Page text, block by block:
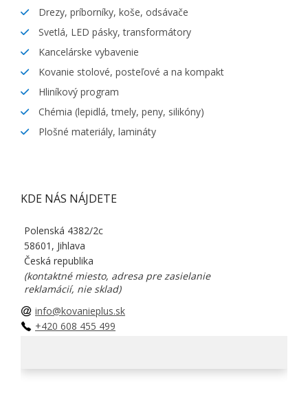
Drezy, príborníky, koše, odsávače
Svetlá, LED pásky, transformátory
Kancelárske vybavenie
Kovanie stolové, posteľové a na kompakt
Hliníkový program
Chémia (lepidlá, tmely, peny, silikóny)
Plošné materiály, lamináty
KDE NÁS NÁJDETE
Polenská 4382/2c
58601, Jihlava
Česká republika
(kontaktné miesto, adresa pre zasielanie
reklamácií, nie sklad)
info@kovanieplus.sk
+420 608 455 499